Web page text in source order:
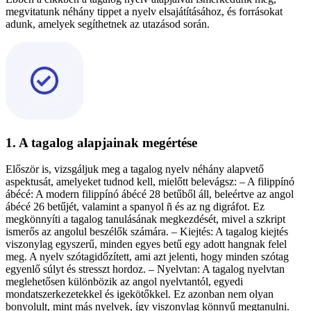
megvitatunk néhány tippet a nyelv elsajátításához, és forrásokat
adunk, amelyek segíthetnek az utazásod során.
1. A tagalog alapjainak megértése
Először is, vizsgáljuk meg a tagalog nyelv néhány alapvető
aspektusát, amelyeket tudnod kell, mielőtt belevágsz: – A filippínó
ábécé: A modern filippínó ábécé 28 betűből áll, beleértve az angol
ábécé 26 betűjét, valamint a spanyol ñ és az ng digráfot. Ez
megkönnyíti a tagalog tanulásának megkezdését, mivel a szkript
ismerős az angolul beszélők számára. – Kiejtés: A tagalog kiejtés
viszonylag egyszerű, minden egyes betű egy adott hangnak felel
meg. A nyelv szótagidőzített, ami azt jelenti, hogy minden szótag
egyenlő súlyt és stresszt hordoz. – Nyelvtan: A tagalog nyelvtan
meglehetősen különbözik az angol nyelvtantól, egyedi
mondatszerkezetekkel és igekötőkkel. Ez azonban nem olyan
bonyolult, mint más nyelvek, így viszonylag könnyű megtanulni.